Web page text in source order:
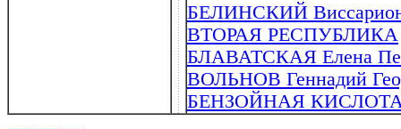
БЕЛИНСКИЙ Виссарион
ВТОРАЯ РЕСПУБЛИКА
БЛАВАТСКАЯ Елена
ВОЛЬНОВ Геннадий
БЕНЗОЙНАЯ